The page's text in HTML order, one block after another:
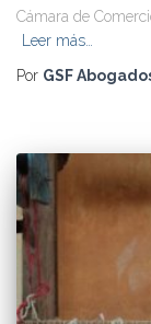
Cámara de
Leer más…
Por GSF